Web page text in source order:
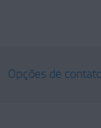
Opções de